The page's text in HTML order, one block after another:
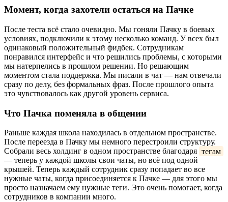
Момент, когда захотели остаться на Пачке
После теста всё стало очевидно. Мы гоняли Пачку в боевых
условиях, подключили к этому несколько команд. У всех был
одинаковый положительный фидбек. Сотрудникам
понравился интерфейс и что решились проблемы, с которыми
мы натерпелись в прошлом решении. Но решающим
моментом стала поддержка. Мы писали в чат — нам отвечали
сразу по делу, без формальных фраз. После прошлого опыта
это чувствовалось как другой уровень сервиса.
Что Пачка поменяла в общении
Раньше каждая школа находилась в отдельном пространстве.
После переезда в Пачку мы немного перестроили структуру.
Собрали весь холдинг в одном пространстве благодаря тегам
— теперь у каждой школы свои чаты, но всё под одной
крышей. Теперь каждый сотрудник сразу попадает во все
нужные чаты, когда присоединяется к Пачке — для этого мы
просто назначаем ему нужные теги. Это очень помогает, когда
сотрудников в компании много.